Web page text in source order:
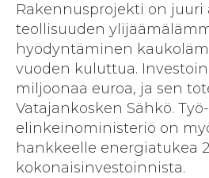
Rakennusprojekti on juuri
teollisuuden
hyödyntäminen
vuoden kuluttua.
miljoonaa euroa, ja sen
Vatajankosken Sähkö.
elinkeinoministeriö on
hankkeelle energiatukea
kokonaisinvestoinnista.